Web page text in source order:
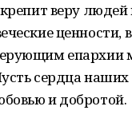
веру
ценности,
епархии
сердца наших
и добротой.